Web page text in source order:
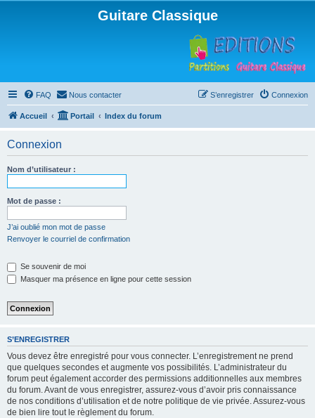
Guitare Classique
FAQ Nous contacter Connexion
S’enregistrer
Accueil Portail Index du forum
Connexion
Nom d’utilisateur :
Mot de passe :
J’ai oublié mon mot de passe
Renvoyer le courriel de confirmation
Se souvenir de moi
Masquer ma présence en ligne pour cette session
S’ENREGISTRER
Vous devez être enregistré pour vous connecter. L’enregistrement ne prend
que quelques secondes et augmente vos possibilités. L’administrateur du
forum peut également accorder des permissions additionnelles aux membres
du forum. Avant de vous enregistrer, assurez-vous d’avoir pris connaissance
de nos conditions d’utilisation et de notre politique de vie privée. Assurez-vous
de bien lire tout le règlement du forum.